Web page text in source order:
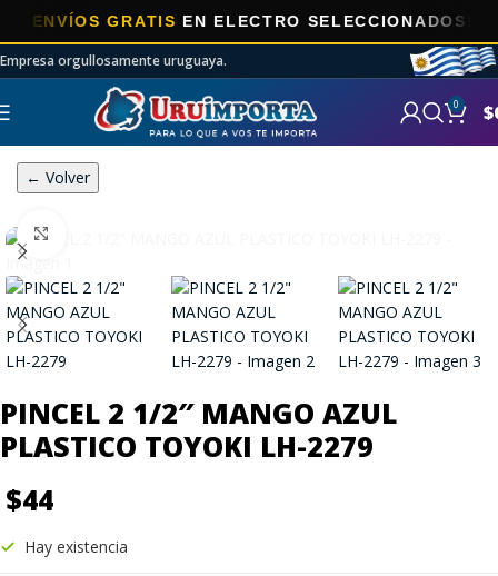
GRATISEN ELECTRO SELECCIONADOS!
Empresa orgullosamente uruguaya.
0 $
← Volver
PINCEL 2 1/2″ MANGO AZUL
PLASTICO TOYOKI LH-2279
$44
Hay existencia